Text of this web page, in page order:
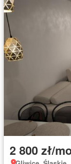
2 800 zł/